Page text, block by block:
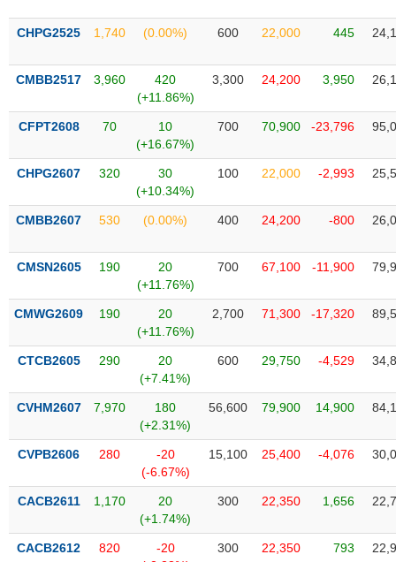
CHPG2525 1,740 (0.00%) 600 22,000 445
CMBB2517 3,960
420
(+11.86%)
3,300 24,200 3,950
CFPT2608 70
10
(+16.67%)
700 70,900 -23,796
CHPG2607 320
30
(+10.34%)
100 22,000 -2,993
CMBB2607 530 (0.00%) 400 24,200 -800
CMSN2605 190
20
(+11.76%)
700 67,100 -11,900
CMWG2609 190
20
(+11.76%)
2,700 71,300 -17,320
CTCB2605 290
20
(+7.41%)
600 29,750 -4,529
CVHM2607 7,970
180
(+2.31%)
56,600 79,900 14,900
CVPB2606 280
-20
(-6.67%)
15,100 25,400 -4,076
CACB2611 1,170
20
(+1.74%)
300 22,350 1,656
CACB2612 820
-20
300 22,350 793
TÀI
CÔNG
THÔNG
VỤ
TRUYỀN
ÍCH
BẤT
ĐỘNG